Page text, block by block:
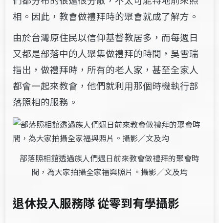
相。因此，教會做禮拜時的聚會就成了解方。
由於台灣原住民以信仰基督教居多，而每週日
又都是部落中的人聚集做禮拜的時間，吳雪瑞
指出，做禮拜時，所有的老人家，甚至全家人
都會一起來教會，他們就利用那個時機執行部
落照相的服務。
部落照相館透過族人們週日前來教會做禮拜的聚會時
間，為大家拍攝全家福與照片。攝影／文及均
退休投入服務隊 從零到有學攝影